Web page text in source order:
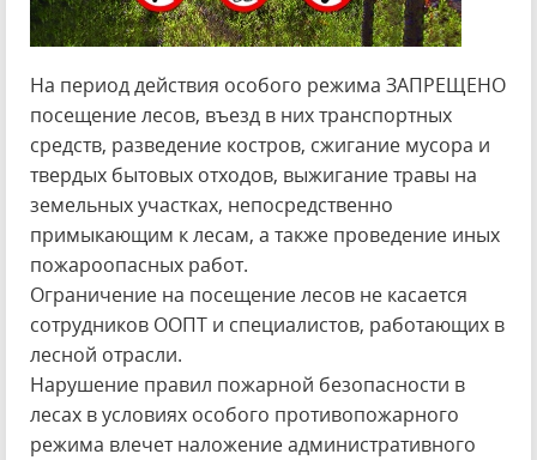
На период действия особого режима ЗАПРЕЩЕНО
посещение лесов, въезд в них транспортных
средств, разведение костров, сжигание мусора и
твердых бытовых отходов, выжигание травы на
земельных участках, непосредственно
примыкающим к лесам, а также проведение иных
пожароопасных работ.
Ограничение на посещение лесов не касается
сотрудников ООПТ и специалистов, работающих в
лесной отрасли.
Нарушение правил пожарной безопасности в
лесах в условиях особого противопожарного
режима влечет наложение административного